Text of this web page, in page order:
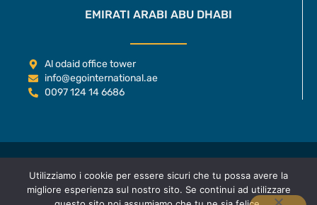
EMIRATI ARABI ABU DHABI
Al odaid office tower
info@egointernational.ae
0097 124 14 6686
Copyright © E.G.O. International Group s.r.l.
C.F. e P.IVA IT04175920406
Utilizziamo i cookie per essere sicuri che tu possa avere la
migliore esperienza sul nostro sito. Se continui ad utilizzare